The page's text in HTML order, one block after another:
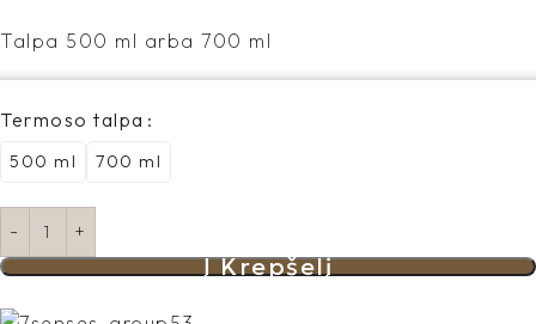
Talpa 500 ml arba 700 ml
Termoso talpa
500 ml 700 ml
Į Krepšelį